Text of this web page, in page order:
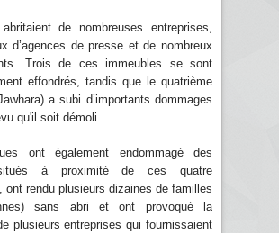
de nombreuses entreprises,
d’agences de presse et de nombreux
Trois de ces immeubles se sont
effondrés, tandis que le quatrième
a subi d’importants dommages
qu'il soit démoli.
ont également endommagé des
à proximité de ces quatre
ont rendu plusieurs dizaines de familles
sans abri et ont provoqué la
plusieurs entreprises qui fournissaient